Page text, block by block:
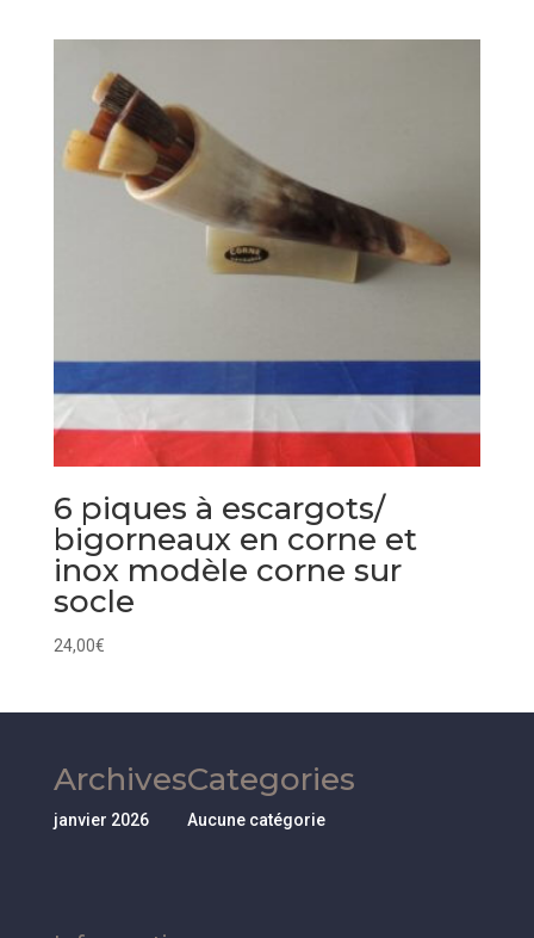
6 piques à escargots/
bigorneaux en corne et
inox modèle corne sur
socle
24,00€
Archives
janvier 2026
Categories
Aucune catégorie